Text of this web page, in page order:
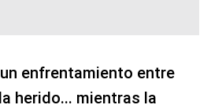
enfrentamiento entre
herido... mientras la